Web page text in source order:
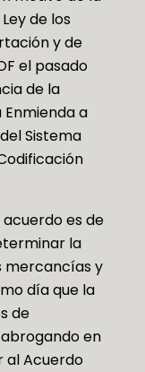
de los
y de
el pasado
de la
a
Sistema
es de
la
mercancías y
día que la
de
en
al Acuerdo